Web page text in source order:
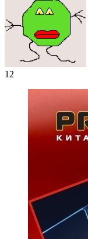
12